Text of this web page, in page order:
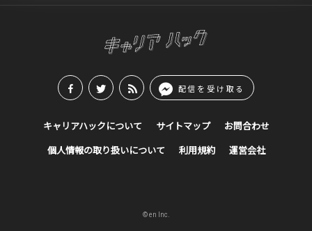
配信を受け取る
キャリアハックについて サイトマップ お問合わせ
個人情報の取り扱いについて 利用規約 運営会社
© en Inc.